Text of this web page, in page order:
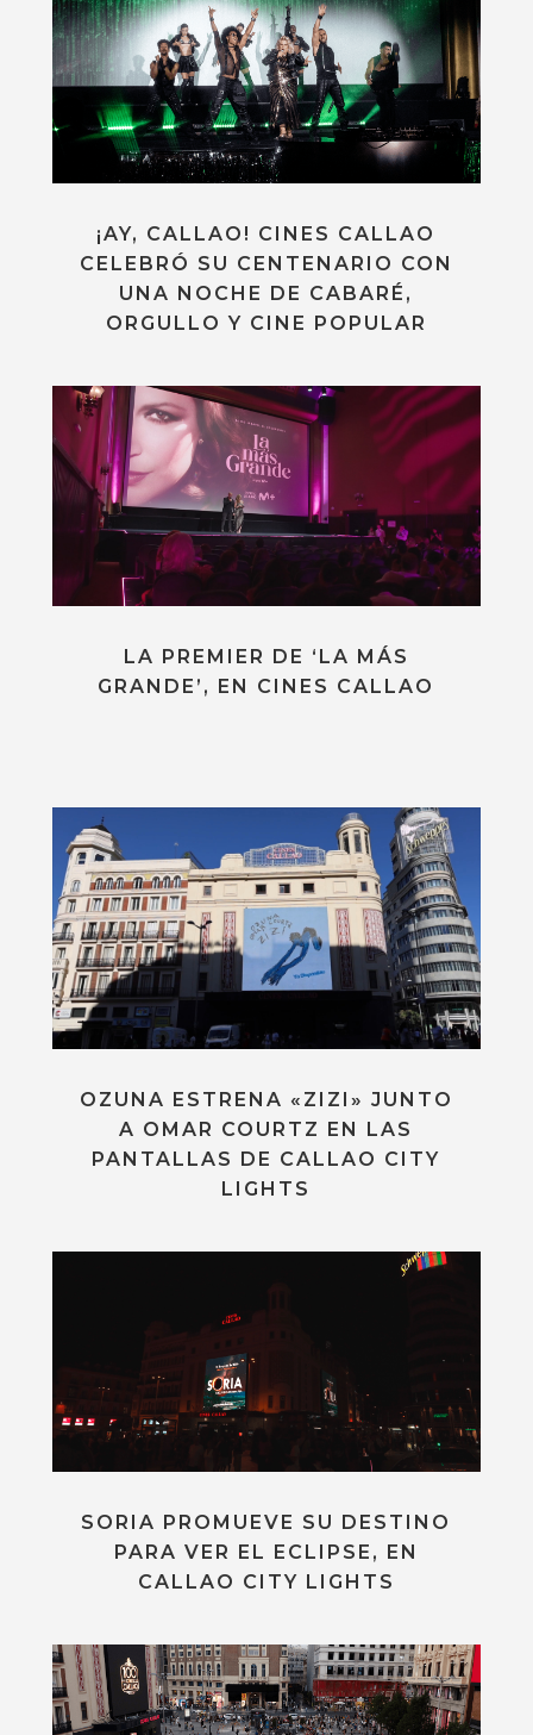
¡AY, CALLAO! CINES CALLAO
CELEBRÓ SU CENTENARIO CON
UNA NOCHE DE CABARÉ,
ORGULLO Y CINE POPULAR
LA PREMIER DE ‘LA MÁS
GRANDE’, EN CINES CALLAO
OZUNA ESTRENA «ZIZI» JUNTO
A OMAR COURTZ EN LAS
PANTALLAS DE CALLAO CITY
LIGHTS
SORIA PROMUEVE SU DESTINO
PARA VER EL ECLIPSE, EN
CALLAO CITY LIGHTS